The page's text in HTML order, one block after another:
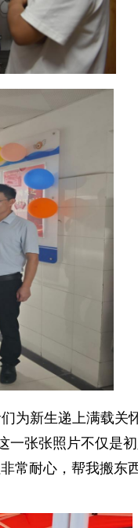
为新生递上满载关
张张照片不仅是
常耐心，帮我搬东